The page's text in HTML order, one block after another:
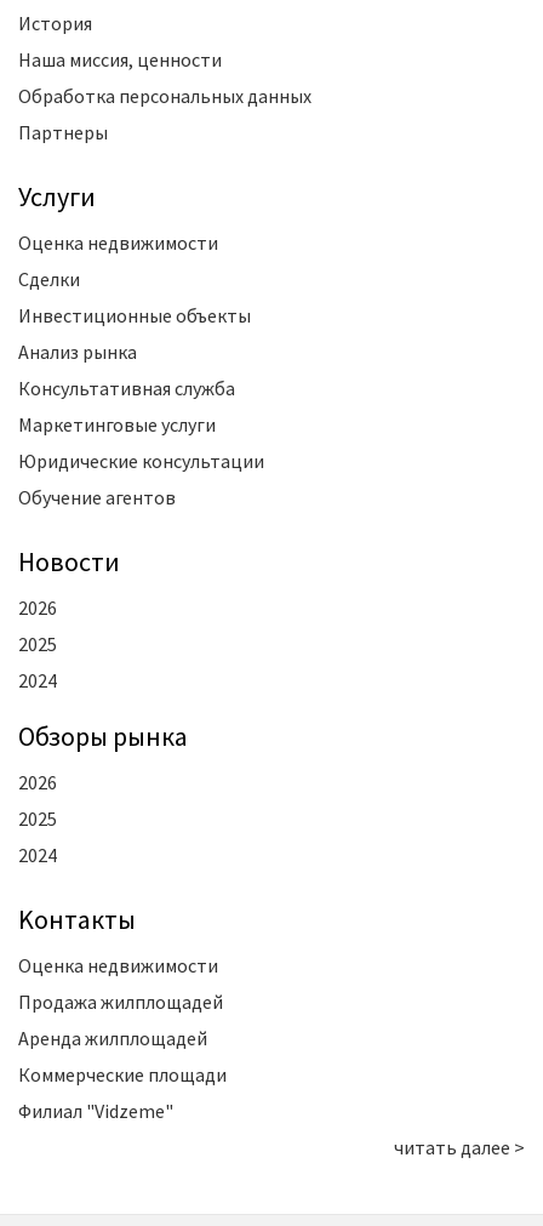
История
Наша миссия, ценности
Обработка персональных данных
Партнеры
Услуги
Оценка недвижимости
Сделки
Инвестиционные объекты
Анализ рынка
Консультативная служба
Маркетинговые услуги
Юридические консультации
Обучение агентов
Новости
2026
2025
2024
Oбзоры рынка
2026
2025
2024
Kонтакты
Оценка недвижимости
Продажа жилплощадей
Аренда жилплощадей
Коммерческие площади
Филиал "Vidzeme"
читать далее >